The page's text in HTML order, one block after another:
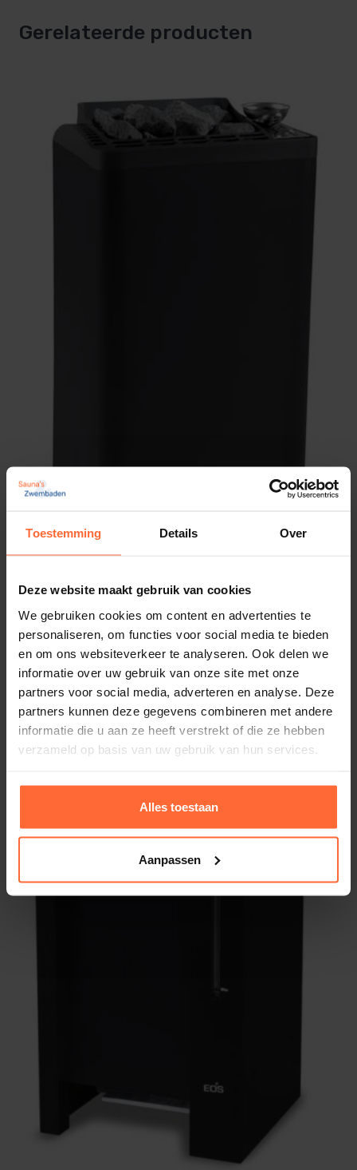
Toestemming Details Over
Deze website maakt gebruik van cookies
We gebruiken cookies om content en advertenties te
personaliseren, om functies voor social media te bieden
en om ons websiteverkeer te analyseren. Ook delen we
informatie over uw gebruik van onze site met onze
partners voor social media, adverteren en analyse. Deze
partners kunnen deze gegevens combineren met andere
informatie die u aan ze heeft verstrekt of die ze hebben
verzameld op basis van uw gebruik van hun services.
Alles toestaan
Aanpassen
Gerelateerde producten
Saunaoven EOS Bi-O Tec 9 kW
Vermogen: 9 kW
1.573,95 ca. 1–8 werkdagen